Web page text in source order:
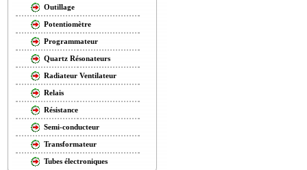
Outillage
Potentiomètre
Programmateur
Quartz Résonateurs
Radiateur Ventilateur
Relais
Résistance
Semi-conducteur
Transformateur
Tubes électroniques